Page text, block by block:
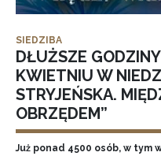
SIEDZIBA
DŁUŻSZE
KWIETNIU W
STRYJEŃSKA.
OBRZĘDEM”
Już ponad 4500 osób, w tym